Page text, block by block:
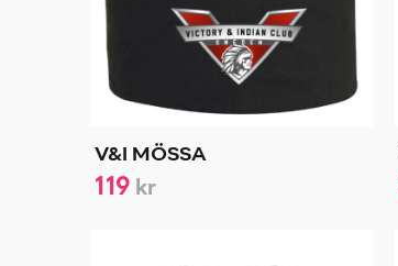
V&I MÖSSA
119 kr